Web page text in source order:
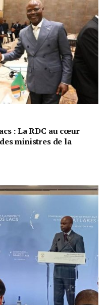
: La RDC au cœur
ministres de la